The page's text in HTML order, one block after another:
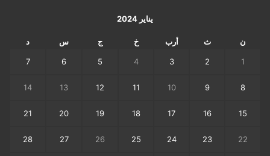
يناير 2024
ن ث أرب خ ج س د
1
2
3
4
5
6
7
8
9
10
11
12
13
14
15
16
17
18
19
20
21
22
23
24
25
26
27
28